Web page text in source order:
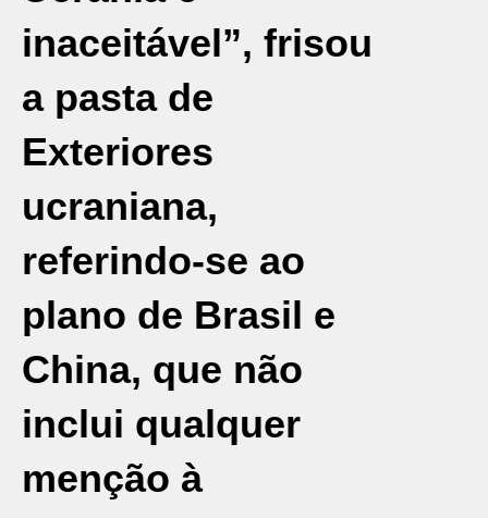
inaceitável”, frisou
a pasta de
Exteriores
ucraniana,
referindo-se ao
plano de Brasil e
China, que não
inclui qualquer
menção à